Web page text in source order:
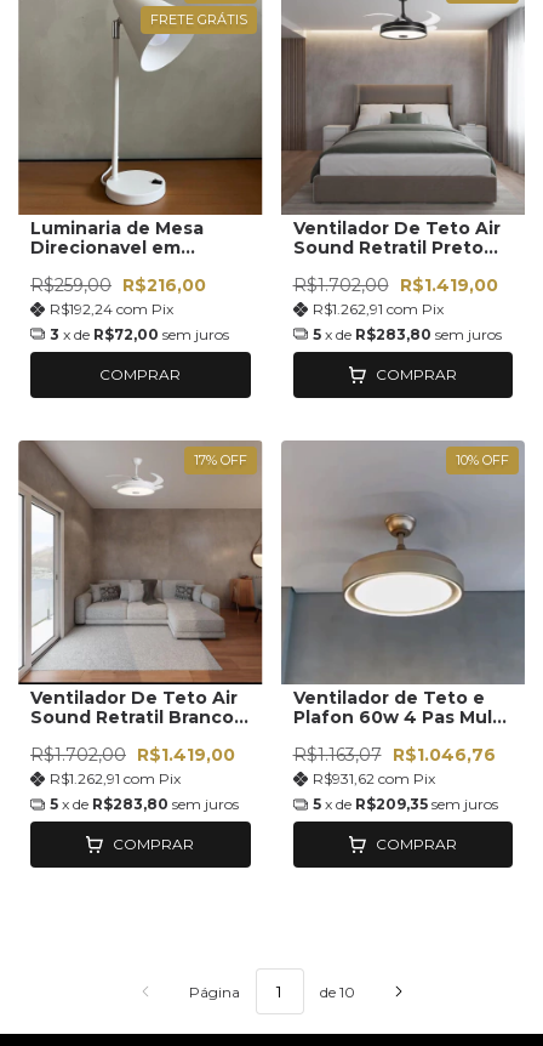
FRETE GRÁTIS
Luminaria de Mesa
Direcionavel em
R$259,00 R$216,00
R$192,24 com Pix
3 x de R$72,00 sem juros
COMPRAR
Ventilador De Teto Air
Sound Retratil Preto
R$1.702,00 R$1.419,00
R$1.262,91 com Pix
5 x de R$283,80 sem juros
COMPRAR
17% OFF
Ventilador De Teto Air
Sound Retratil Branco
R$1.702,00 R$1.419,00
R$1.262,91 com Pix
5 x de R$283,80 sem juros
COMPRAR
10% OFF
Ventilador de Teto e
Plafon 60w 4 Pas Multi
R$1.163,07 R$1.046,76
R$931,62 com Pix
5 x de R$209,35 sem juros
COMPRAR
Página de 10